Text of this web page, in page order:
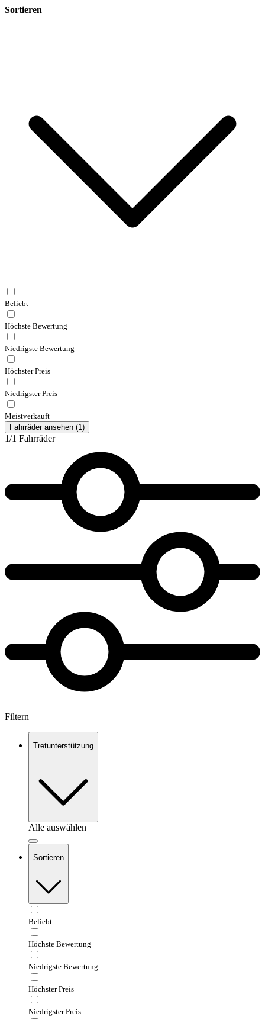
Sortieren
Beliebt
Höchste Bewertung
Niedrigste Bewertung
Höchster Preis
Niedrigster Preis
Meistverkauft
Fahrräder ansehen (1 )
1/1 Fahrräder
Filtern
Tretunterstützung
Alle auswählen
Sortieren
Beliebt
Höchste Bewertung
Niedrigste Bewertung
Höchster Preis
Niedrigster Preis